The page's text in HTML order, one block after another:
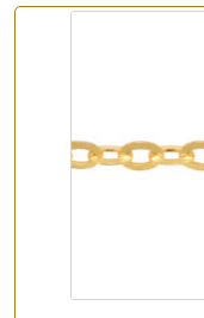
*聯絡電話